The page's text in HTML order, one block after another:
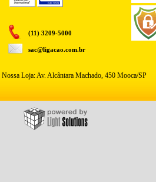
(11) 3209-5000
sac@ligacao.com.br
Nossa Loja: Av. Alcântara Machado, 450 Mooca/SP